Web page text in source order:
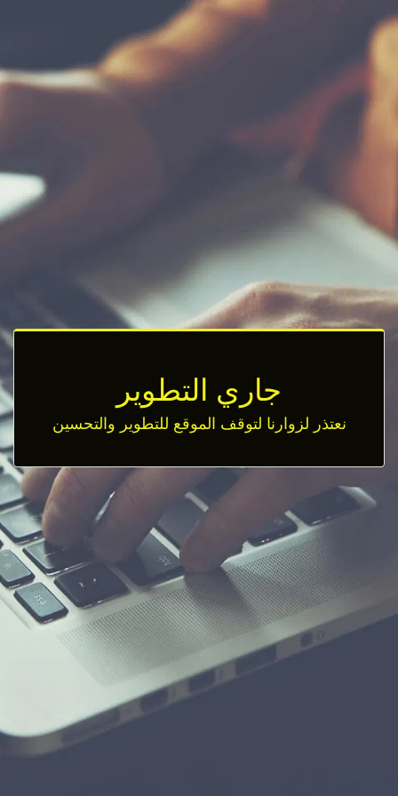
جاري التطوير
نعتذر لزوارنا لتوقف الموقع للتطوير والتحسين